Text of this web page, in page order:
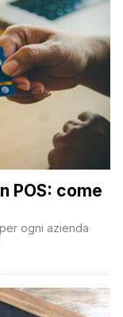
POS: come
ogni azienda